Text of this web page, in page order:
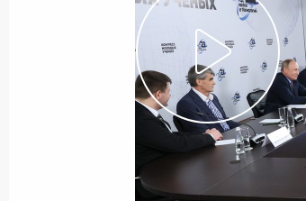
Заседание Совета по
и национальным
15 декабря 2021 года, 16:35
Переговоры с
15 декабря 2021 года, 11:20